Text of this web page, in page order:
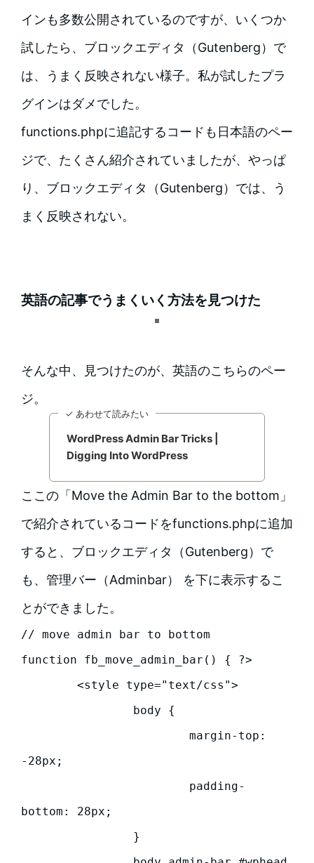
インも多数公開されているのですが、いくつか
試したら、ブロックエディタ（Gutenberg）で
は、うまく反映されない様子。私が試したプラ
グインはダメでした。
functions.phpに追記するコードも日本語のペー
ジで、たくさん紹介されていましたが、やっぱ
り、ブロックエディタ（Gutenberg）では、う
まく反映されない。
英語の記事でうまくいく方法を見つけた
そんな中、見つけたのが、英語のこちらのペー
ジ。
✓ あわせて読みたい
WordPress Admin Bar Tricks |
Digging Into WordPress
ここの「Move the Admin Bar to the bottom」
で紹介されているコードをfunctions.phpに追加
すると、ブロックエディタ（Gutenberg）で
も、管理バー（Adminbar） を下に表示するこ
とができました。
// move admin bar to bottom
function fb_move_admin_bar() { ?>
-28px;
bottom: 28px;